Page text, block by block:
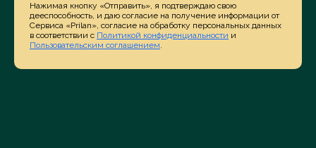
Нажимая кнопку «Отправить», я подтверждаю свою
дееспособность, и даю согласие на получение информации от
Сервиса «Prilan», согласие на обработку персональных данных
в соответствии с Политикой конфиденциальности и
Пользовательским соглашением.